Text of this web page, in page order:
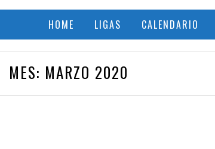
– Cali, Colombia
HOME LIGAS CALENDARIO
MES: MARZO 2020